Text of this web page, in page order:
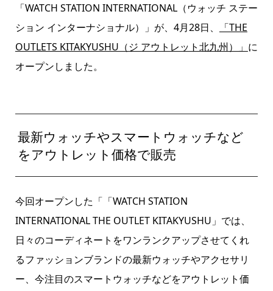
「WATCH STATION INTERNATIONAL（ウォッチ ステー
ション インターナショナル）」が、4月28日、
「THE
OUTLETS KITAKYUSHU（ジ アウトレット北九州）」 に
オープンしました。
最新ウォッチやスマートウォッチなど
をアウトレット価格で販売
今回オープンした「「WATCH STATION
INTERNATIONAL THE OUTLET KITAKYUSHU」では、
日々のコーディネートをワンランクアップさせてくれ
るファッションブランドの最新ウォッチやアクセサリ
ー、今注目のスマートウォッチなどをアウトレット価